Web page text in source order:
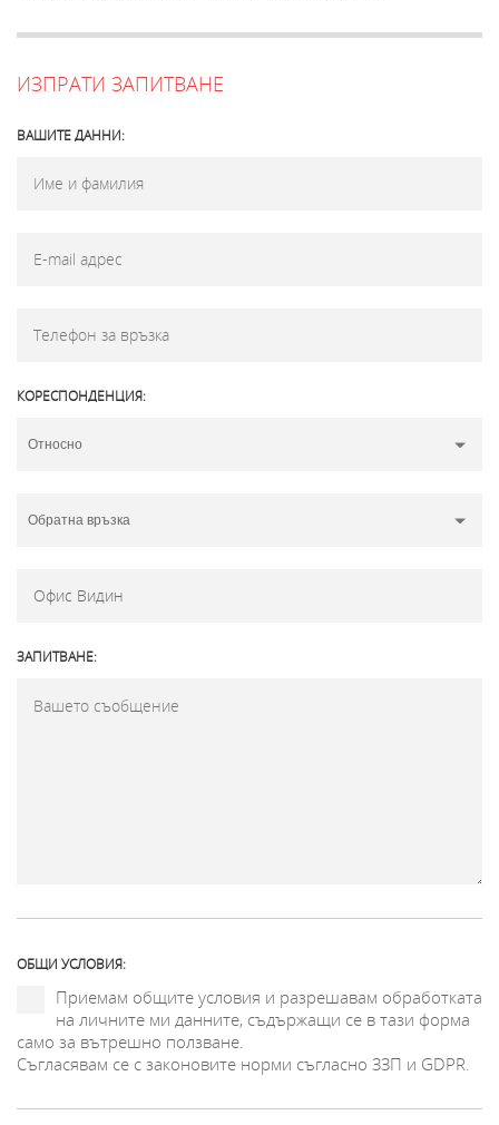
ИЗПРАТИ ЗАПИТВАНЕ
ВАШИТЕ ДАННИ:
КОРЕСПОНДЕНЦИЯ:
ЗАПИТВАНЕ:
ОБЩИ УСЛОВИЯ:
Приемам общите условия и разрешавам обработката
на личните ми данните, съдържащи се в тази форма
само за вътрешно ползване.
Съгласявам се с законовите норми съгласно ЗЗП и GDPR.